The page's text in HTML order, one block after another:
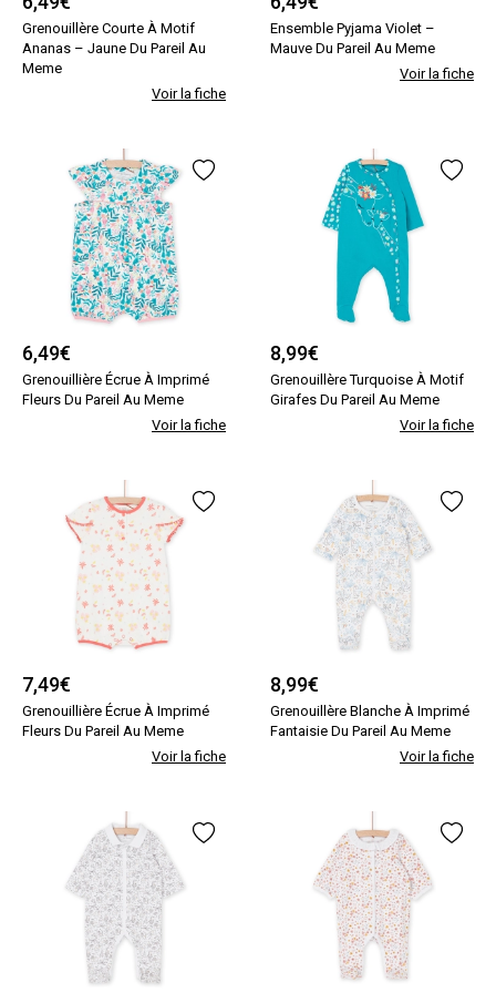
Grenouillère Courte À Motif
Ananas – Jaune Du Pareil Au
Meme
Voir la fiche
Ensemble Pyjama Violet –
Mauve Du Pareil Au Meme
Voir la fiche
6,49€
Grenouillière Écrue À Imprimé
Fleurs Du Pareil Au Meme
Voir la fiche
8,99€
Grenouillère Turquoise À Motif
Girafes Du Pareil Au Meme
Voir la fiche
7,49€
Grenouillière Écrue À Imprimé
Fleurs Du Pareil Au Meme
Voir la fiche
8,99€
Grenouillère Blanche À Imprimé
Fantaisie Du Pareil Au Meme
Voir la fiche